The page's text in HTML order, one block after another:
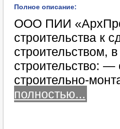
Полное описание:
ООО ПИИ
строительства к
строительством,
строительство:
строительно-
полностью...